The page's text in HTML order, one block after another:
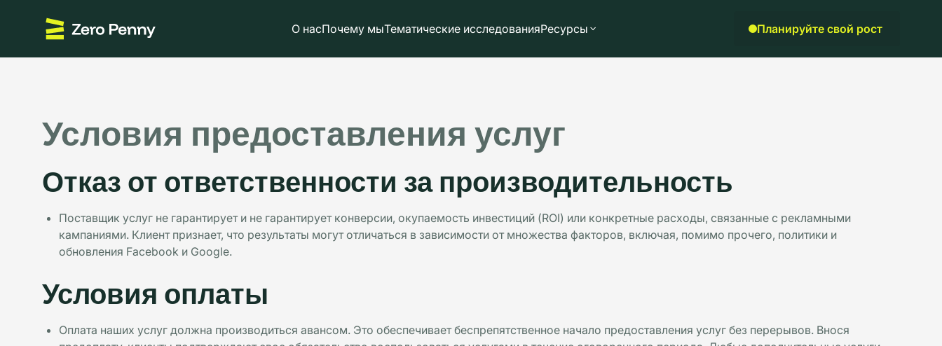
О насПочему мыТематические исследованияРесурсы Планируйте свой рост
Условия предоставления услуг
Отказ от ответственности за производительность
Поставщик услуг не гарантирует и не гарантирует конверсии, окупаемость инвестиций (ROI) или конкретные расходы, связанные с рекламными
кампаниями. Клиент признает, что результаты могут отличаться в зависимости от множества факторов, включая, помимо прочего, политики и
обновления Facebook и Google.
Условия оплаты
Оплата наших услуг должна производиться авансом. Это обеспечивает беспрепятственное начало предоставления услуг без перерывов. Внося